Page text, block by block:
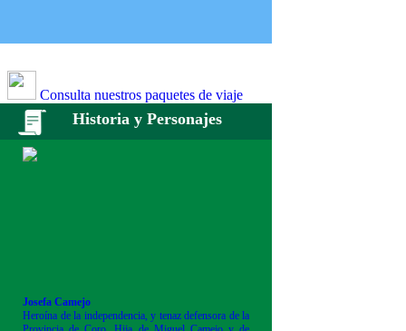
Consulta nuestros paquetes de viaje
Historia y Personajes
Josefa Camejo
Heroína de la independencia, y tenaz defensora de la